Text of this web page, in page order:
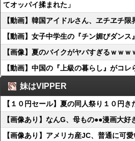
てオッパイ揉まれた」
【動画】韓国アイドルさん、ヱチヱチ限
【動画】女子中学生の『チン媚びダン
【画像】夏のバイクがヤバすぎるｗｗｗ
【動画】中国の『上級の暮らし』がコレ
妹はVIPPER
【１０円セール】夏の同人祭り１０円き
【画像あり】なんG、母もの●●漫画大好
【画像あり】アメリカ産JC、普通に可愛